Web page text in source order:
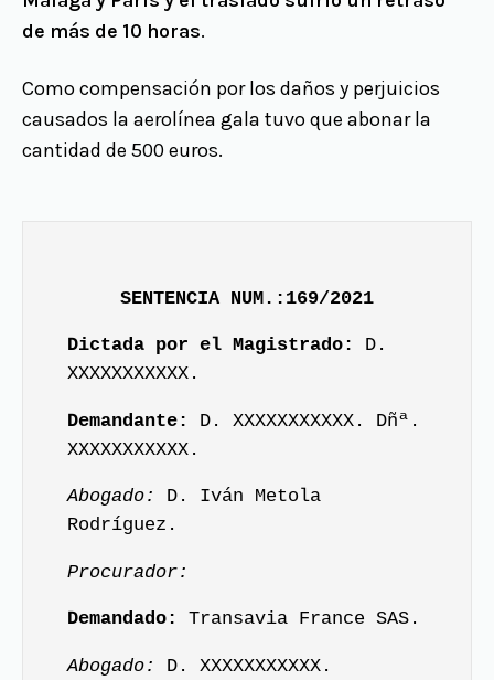
de más de 10 horas.
Como compensación por los daños y perjuicios
causados la aerolínea gala tuvo que abonar la
cantidad de 500 euros.
SENTENCIA NUM.:169/2021
Dictada por el Magistrado:
D.
XXXXXXXXXXX.
Demandante:
D. XXXXXXXXXXX. Dñª.
XXXXXXXXXXX.
Abogado:
D. Iván Metola
Rodríguez.
Procurador:
Demandado: Transavia France SAS.
Abogado: D. XXXXXXXXXXX.